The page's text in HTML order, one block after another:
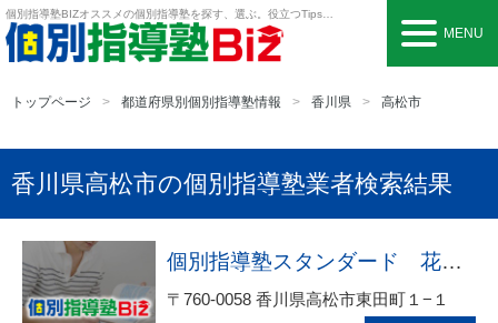
個別指導塾BIZオススメの個別指導塾を探す、選ぶ。役立つTipsも。
MENU
トップページ 都道府県別個別指導塾情報 香川県 高松市
香川県高松市の個別指導塾業者検索結果
個別指導塾スタンダード 花園教室
〒760-0058 香川県高松市東田町１−１